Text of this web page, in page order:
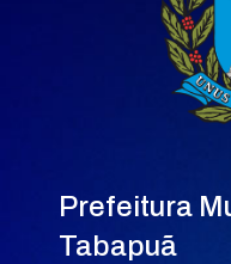
Prefeitura
Tabapuã